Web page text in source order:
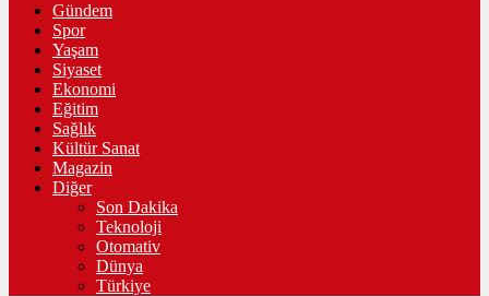
Gündem
Spor
Yaşam
Siyaset
Ekonomi
Eğitim
Sağlık
Kültür Sanat
Magazin
Diğer
Son Dakika
Teknoloji
Otomativ
Dünya
Türkiye